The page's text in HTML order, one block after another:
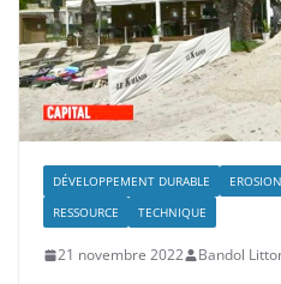
DÉVELOPPEMENT DURABLE EROSION
RESSOURCE
TECHNIQUE
21 novembre 2022 Bandol